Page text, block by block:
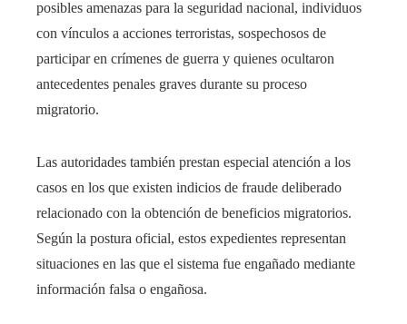
posibles amenazas para la seguridad nacional, individuos
con vínculos a acciones terroristas, sospechosos de
participar en crímenes de guerra y quienes ocultaron
antecedentes penales graves durante su proceso
migratorio.
Las autoridades también prestan especial atención a los
casos en los que existen indicios de fraude deliberado
relacionado con la obtención de beneficios migratorios.
Según la postura oficial, estos expedientes representan
situaciones en las que el sistema fue engañado mediante
información falsa o engañosa.